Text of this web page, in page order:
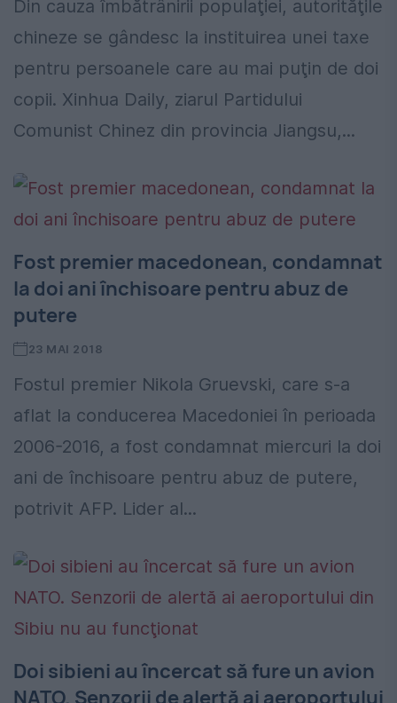
Din cauza îmbătrânirii populaţiei, autorităţile
chineze se gândesc la instituirea unei taxe
pentru persoanele care au mai puţin de doi
copii. Xinhua Daily, ziarul Partidului
Comunist Chinez din provincia Jiangsu,...
Fost premier macedonean, condamnat
la doi ani închisoare pentru abuz de
putere
23 MAI 2018
Fostul premier Nikola Gruevski, care s-a
aflat la conducerea Macedoniei în perioada
2006-2016, a fost condamnat miercuri la doi
ani de închisoare pentru abuz de putere,
potrivit AFP. Lider al...
Doi sibieni au încercat să fure un avion